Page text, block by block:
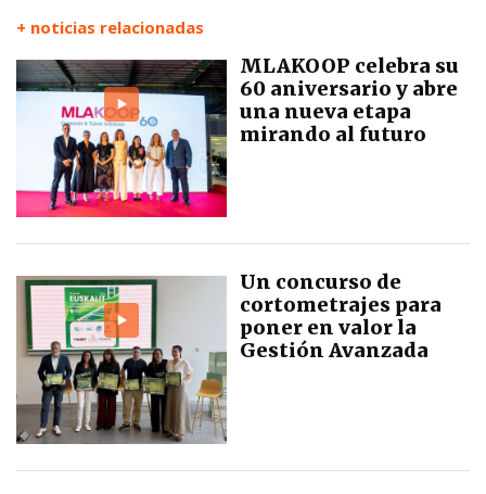
+ noticias relacionadas
MLAKOOP celebra su
60 aniversario y abre
una nueva etapa
mirando al futuro
Un concurso de
cortometrajes para
poner en valor la
Gestión Avanzada